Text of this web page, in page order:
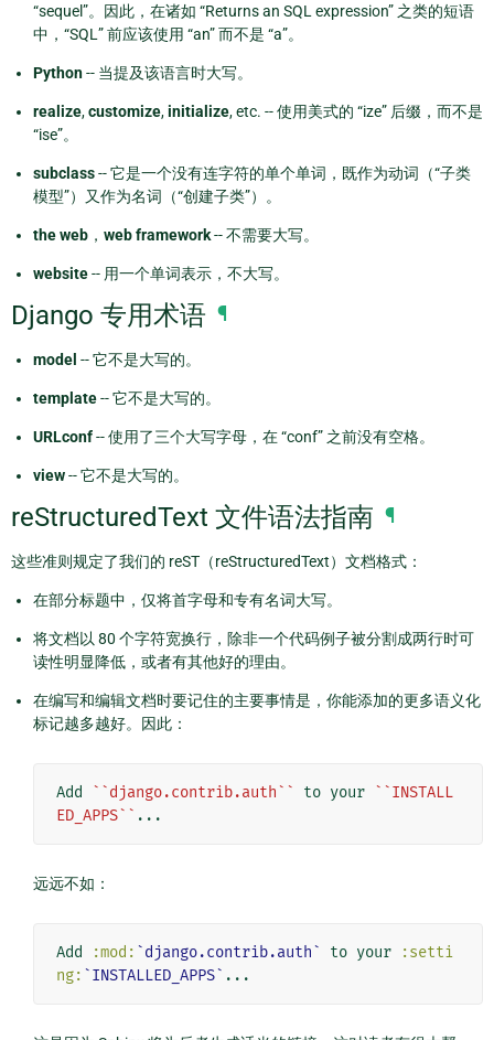
“sequel”。因此，在诸如 “Returns an SQL expression” 之类的短语
中，“SQL” 前应该使用 “an” 而不是 “a”。
Python-- 当提及该语言时大写。
realize,customize,initialize, etc. -- 使用美式的 “ize” 后缀，而不是
“ise”。
subclass-- 它是一个没有连字符的单个单词，既作为动词（“子类
模型”）又作为名词（“创建子类”）。
the web ， web framework-- 不需要大写。
website-- 用一个单词表示，不大写。
Django 专用术语 ¶
model -- 它不是大写的。
template-- 它不是大写的。
URLconf-- 使用了三个大写字母，在 “conf” 之前没有空格。
view-- 它不是大写的。
reStructuredText 文件语法指南 ¶
这些准则规定了我们的 reST（reStructuredText）文档格式：
在部分标题中，仅将首字母和专有名词大写。
将文档以 80 个字符宽换行，除非一个代码例子被分割成两行时可
读性明显降低，或者有其他好的理由。
在编写和编辑文档时要记住的主要事情是，你能添加的更多语义化
标记越多越好。因此：
Add ``django.contrib.auth`` to your ``INSTALL
ED_APPS``
远远不如：
Add :mod: `django.contrib.auth` to your
:setti
ng: `INSTALLED_APPS`